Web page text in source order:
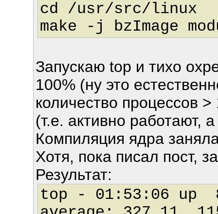
cd /usr/src/linux
make -j bzImage
Запускаю top и тихо
100% (ну это
количество процессов
(т.е. активно работают,
Компиляция ядра
Хотя, пока писал пост,
Результат:
top - 01:53:06